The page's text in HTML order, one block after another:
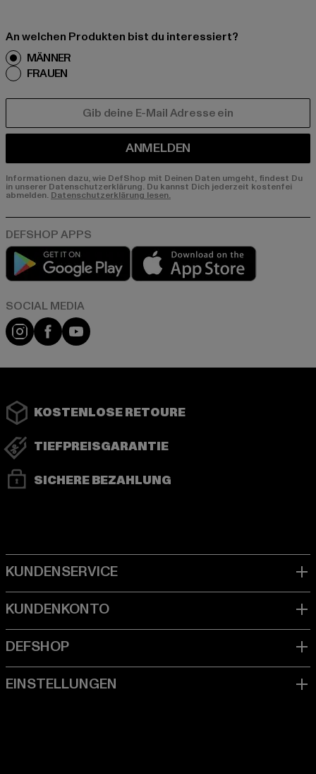
An welchen Produkten bist du interessiert?
MÄNNER
FRAUEN
ANMELDEN
Informationen dazu, wie DefShop mit Deinen Daten umgeht, findest Du
in unserer Datenschutzerklärung. Du kannst Dich jederzeit kostenfei
abmelden. Datenschutzerklärung lesen.
Play market
Instagram
FacebookYouTube
KOSTENLOSE RETOURE
TIEFPREISGARANTIE
SICHERE BEZAHLUNG